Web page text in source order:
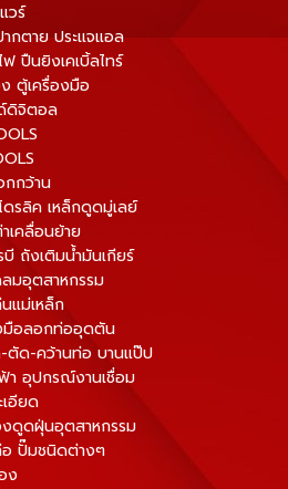
วร์
กตาย ประแจแอล
ปืนยิงเคเบิ้ลไทร์
ตู้เครื่องมือ
ดิจิตอล
กกว้าน
ดรลิค เหล็กดูดมู่เลย์
เคลื่อนย้าย
ถังเติมน้ำมันเกียร์
มอุตสาหกรรม
แม่เหล็ก
มือลอกท่ออุดตัน
-ตัด-คว้านท่อ บานแป๊ป
า อุปกรณ์งานเชื่อม
อียด
งดูดฝุ่นอุตสาหกรรม
อ ปั๊มชนิดต่างๆ
ง